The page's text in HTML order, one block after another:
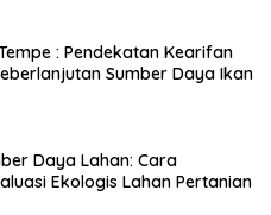
: Pendekatan Kearifan
Sumber Daya Ikan
Daya Lahan: Cara
Ekologis Lahan Pertanian